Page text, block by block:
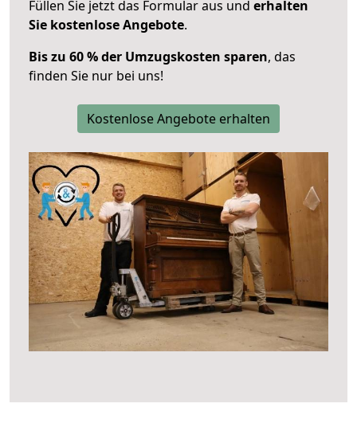
Füllen Sie jetzt das Formular aus und erhalten
Sie kostenlose Angebote.
Bis zu 60 % der Umzugskosten sparen, das
finden Sie nur bei uns!
Kostenlose Angebote erhalten